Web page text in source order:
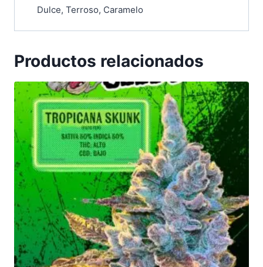
Dulce, Terroso, Caramelo
Productos relacionados